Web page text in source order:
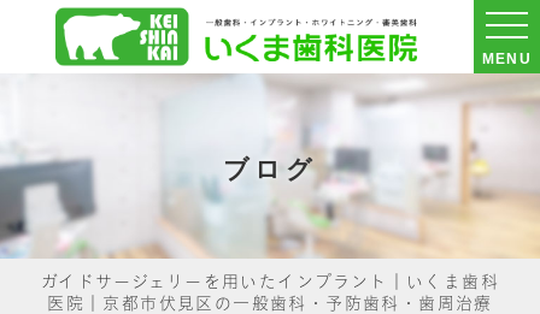
MENU
ブログ
ガイドサージェリーを用いたインプラント｜いくま歯科
医院｜京都市伏見区の一般歯科・予防歯科・歯周治療